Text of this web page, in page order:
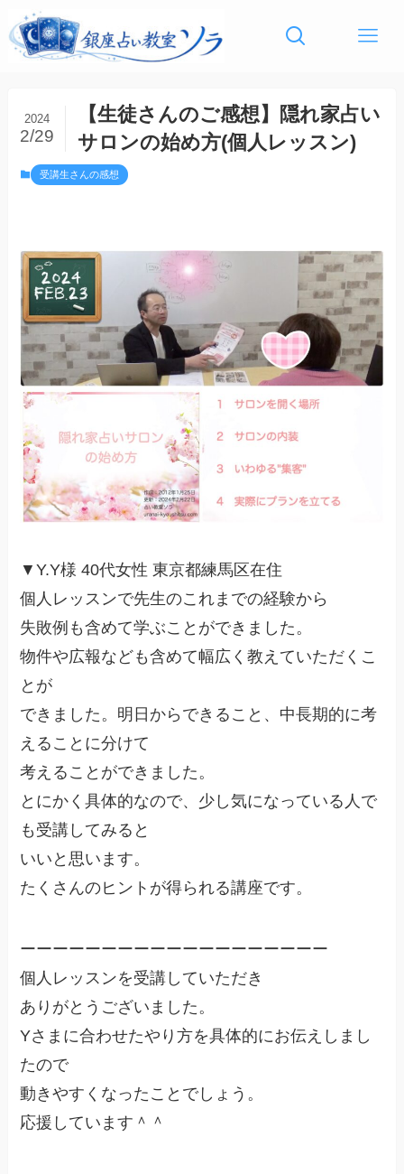
【生徒さんのご感想】隠れ家占い
サロンの始め方(個人レッスン)
2024
2/29
受講生さんの感想
▼Y.Y様 40代女性 東京都練馬区在住
個人レッスンで先生のこれまでの経験から
失敗例も含めて学ぶことができました。
物件や広報なども含めて幅広く教えていただくこ
とが
できました。明日からできること、中長期的に考
えることに分けて
考えることができました。
とにかく具体的なので、少し気になっている人で
も受講してみると
いいと思います。
たくさんのヒントが得られる講座です。
ーーーーーーーーーーーーーーーーーーー
個人レッスンを受講していただき
ありがとうございました。
Yさまに合わせたやり方を具体的にお伝えしまし
たので
動きやすくなったことでしょう。
応援しています＾＾